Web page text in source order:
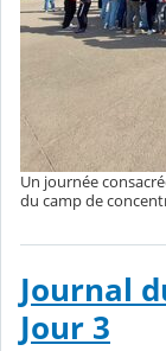
Un journée
du camp de
Journal
Jour 3